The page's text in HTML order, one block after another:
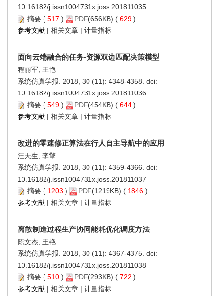
10.16182/j.issn1004731x.joss.201811035
摘要 ( 517 ) PDF(656KB) ( 629 )
参考文献 | 相关文章 | 计量指标
面向云端融合的任务-资源双边匹配决策模型
程丽军, 王艳
系统仿真学报. 2018, 30 (11): 4348-4358. doi:
10.16182/j.issn1004731x.joss.201811036
摘要 ( 549 ) PDF(454KB) ( 644 )
参考文献 | 相关文章 | 计量指标
改进的零速修正算法在行人自主导航中的应用
汪天生, 李擎
系统仿真学报. 2018, 30 (11): 4359-4366. doi:
10.16182/j.issn1004731x.joss.201811037
摘要 ( 1203 ) PDF(1219KB) ( 1846 )
参考文献 | 相关文章 | 计量指标
离散制造过程生产协同能耗优化调度方法
陈文杰, 王艳
系统仿真学报. 2018, 30 (11): 4367-4375. doi:
10.16182/j.issn1004731x.joss.201811038
摘要 ( 510 ) PDF(293KB) ( 722 )
参考文献 | 相关文章 | 计量指标